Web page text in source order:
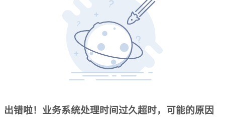
出错啦！业务系统处理时间过久超时，可能的原因